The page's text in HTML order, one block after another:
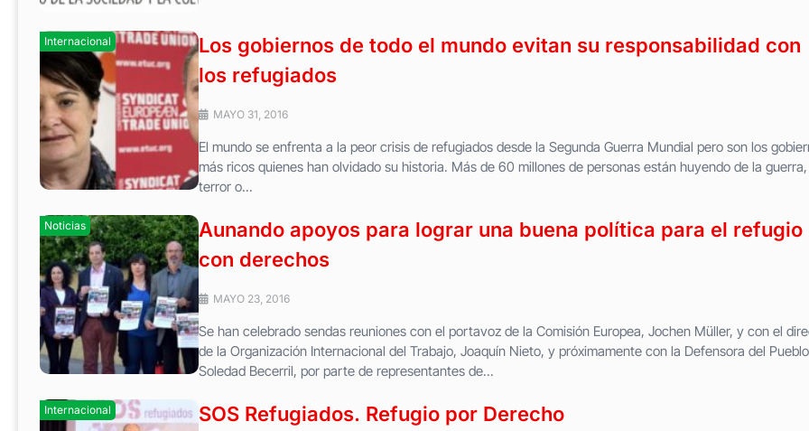
Internacional
Los gobiernos de todo el mundo evitan su responsabilidad con
los refugiados
MAYO 31, 2016
El mundo se enfrenta a la peor crisis de refugiados desde la Segunda Guerra Mundial pero son los
más ricos quienes han olvidado su historia. Más de 60 millones de personas están huyendo de la
terror o...
Noticias
Aunando apoyos para lograr una buena política para el refugio
con derechos
MAYO 23, 2016
Se han celebrado sendas reuniones con el portavoz de la Comisión Europea, Jochen Müller, y con el
de la Organización Internacional del Trabajo, Joaquín Nieto, y próximamente con la Defensora del
Soledad Becerril, por parte de representantes de...
Internacional SOS Refugiados. Refugio por Derecho